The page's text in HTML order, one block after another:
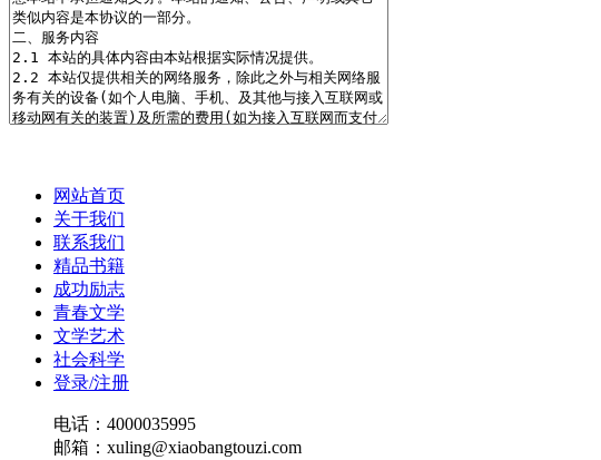
网站首页
关于我们
联系我们
精品书籍
成功励志
青春文学
文学艺术
社会科学
登录/注册
电话：4000035995
邮箱：xuling@xiaobangtouzi.com